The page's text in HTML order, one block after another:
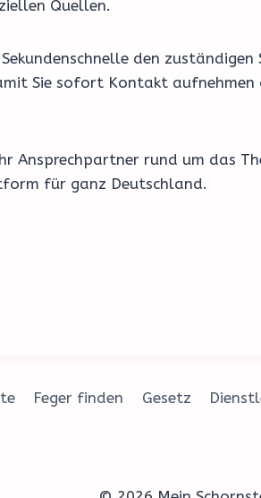
Quellen.
den
Sie sofort Kontakt aufnehmen
Ansprechpartner rund um das
für ganz Deutschland.
Feger finden Gesetz